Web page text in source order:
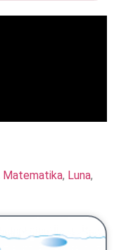
Matematika, Luna,